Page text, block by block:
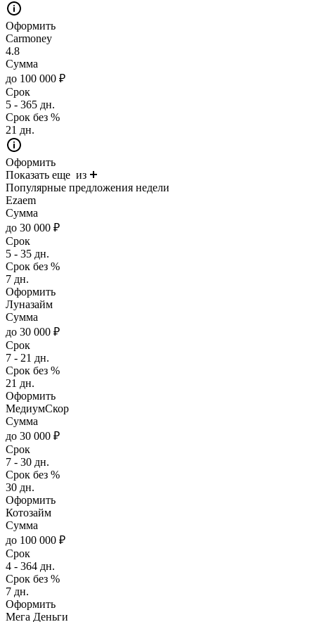
Оформить
Carmoney
4.8
Сумма
до 100 000 ₽
Срок
5 - 365 дн.
Срок без %
21 дн.
Оформить
Показать еще из
Популярные предложения недели
Ezaem
Сумма
до 30 000 ₽
Срок
5 - 35 дн.
Срок без %
7 дн.
Оформить
Луназайм
Сумма
до 30 000 ₽
Срок
7 - 21 дн.
Срок без %
21 дн.
Оформить
МедиумСкор
Сумма
до 30 000 ₽
Срок
7 - 30 дн.
Срок без %
30 дн.
Оформить
Котозайм
Сумма
до 100 000 ₽
Срок
4 - 364 дн.
Срок без %
7 дн.
Оформить
Мега Деньги